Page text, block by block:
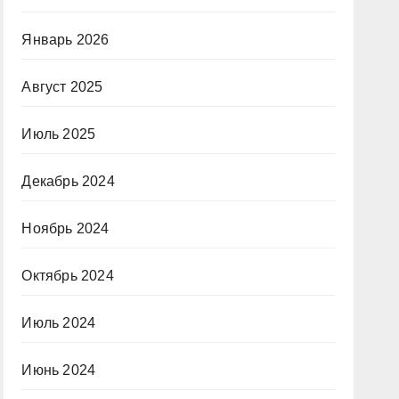
Январь 2026
Август 2025
Июль 2025
Декабрь 2024
Ноябрь 2024
Октябрь 2024
Июль 2024
Июнь 2024